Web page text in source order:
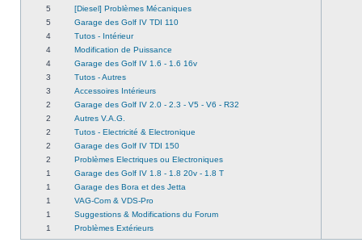
5
[Diesel] Problèmes Mécaniques
5
Garage des Golf IV TDI 110
4
Tutos - Intérieur
4
Modification de Puissance
4
Garage des Golf IV 1.6 - 1.6 16v
3
Tutos - Autres
3
Accessoires Intérieurs
2
Garage des Golf IV 2.0 - 2.3 - V5 - V6 - R32
2
Autres V.A.G.
2
Tutos - Electricité & Electronique
2
Garage des Golf IV TDI 150
2
Problèmes Electriques ou Electroniques
1
Garage des Golf IV 1.8 - 1.8 20v - 1.8 T
1
Garage des Bora et des Jetta
1
VAG-Com & VDS-Pro
1
Suggestions & Modifications du Forum
1
Problèmes Extérieurs